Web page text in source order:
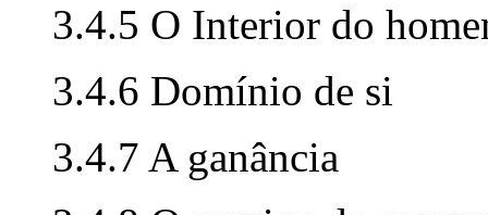
3.4.5 O Interior do
3.4.6 Domínio de si
3.4.7 A ganância